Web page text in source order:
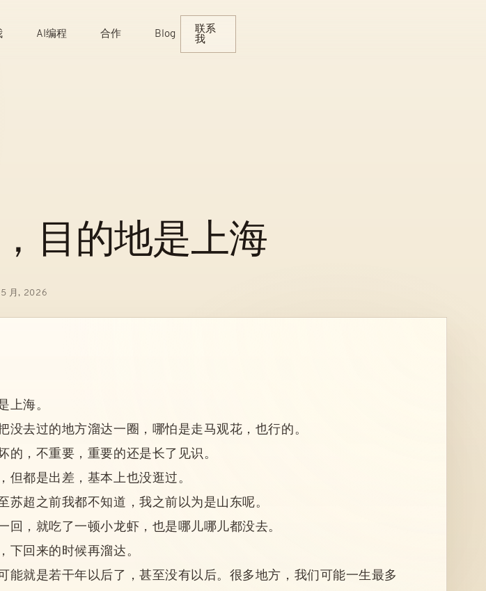
contentAI编程 合作 Blog
联系
我
目的地是上海
5 月, 2026
上海。
没去过的地方溜达一圈，哪怕是走马观花，也行的。
的，不重要，重要的还是长了见识。
但都是出差，基本上也没逛过。
苏超之前我都不知道，我之前以为是山东呢。
回，就吃了一顿小龙虾，也是哪儿哪儿都没去。
下回来的时候再溜达。
能就是若干年以后了，甚至没有以后。很多地方，我们可能一生最多